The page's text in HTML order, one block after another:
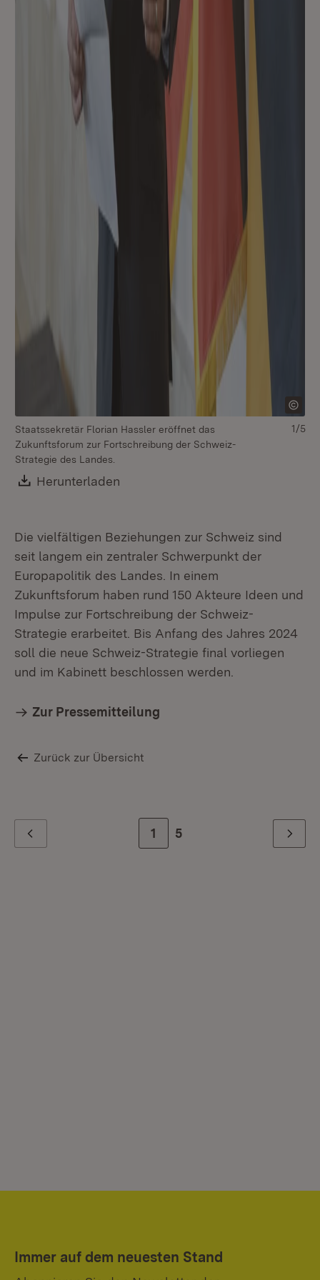
Staatssekretär Florian Hassler eröffnet das
Zukunftsforum zur Fortschreibung der Schweiz-
Strategie des Landes.
Download:
Herunterladen
1/5
Die vielfältigen Beziehungen zur Schweiz sind
seit langem ein zentraler Schwerpunkt der
Europapolitik des Landes. In einem
Zukunftsforum haben rund 150 Akteure Ideen und
Impulse zur Fortschreibung der Schweiz-
Strategie erarbeitet. Bis Anfang des Jahres 2024
soll die neue Schweiz-Strategie final vorliegen
und im Kabinett beschlossen werden.
Zur Pressemitteilung
Zurück zur Übersicht
Zur Seite
1 Zur letzten Seite
5 Weiter
Immer auf dem neuesten Stand